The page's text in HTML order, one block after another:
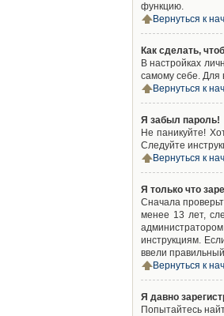
функцию.
Вернуться к
Как сделать,
В настройках
самому себе. Для
Вернуться к
Я забыл пароль!
Не паникуйте!
Следуйте
Вернуться к
Я только что
Сначала
менее 13 лет,
инструкциям.
ввели
Вернуться к
Я давно
Попытайтесь